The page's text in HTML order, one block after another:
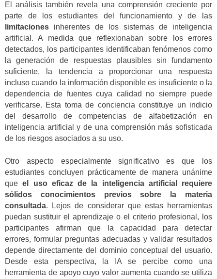
El análisis también revela una comprensión creciente por
parte de los estudiantes del funcionamiento y de las
limitaciones inherentes de los sistemas de inteligencia
artificial. A medida que reflexionaban sobre los errores
detectados, los participantes identificaban fenómenos como
la generación de respuestas plausibles sin fundamento
suficiente, la tendencia a proporcionar una respuesta
incluso cuando la información disponible es insuficiente o la
dependencia de fuentes cuya calidad no siempre puede
verificarse. Esta toma de conciencia constituye un indicio
del desarrollo de competencias de alfabetización en
inteligencia artificial y de una comprensión más sofisticada
de los riesgos asociados a su uso.
Otro aspecto especialmente significativo es que los
estudiantes concluyen prácticamente de manera unánime
queel uso eficaz de la inteligencia artificial requiere
sólidos conocimientos previos sobre la materia
consultada. Lejos de considerar que estas herramientas
puedan sustituir el aprendizaje o el criterio profesional, los
participantes afirman que la capacidad para detectar
errores, formular preguntas adecuadas y validar resultados
depende directamente del dominio conceptual del usuario.
Desde esta perspectiva, la IA se percibe como una
herramienta de apoyo cuyo valor aumenta cuando se utiliza